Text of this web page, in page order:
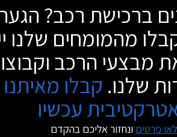
ברכישת רכב?
מהמומחים שלנו
מבצעי הרכב
שלנו. קבלו
עכשיו
פרטים ונחזור אליכם בהקדם